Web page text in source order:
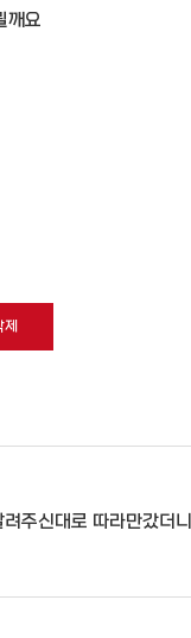
깨요
제
주신대로 따라만갔더